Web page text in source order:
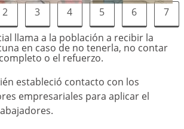
2 3 4 5 6
7
llama a la población a recibir la
en caso de no tenerla, no contar
o el refuerzo.
estableció contacto con los
empresariales para aplicar el